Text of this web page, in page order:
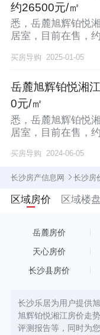
约26500元/㎡
悉，岳麓旭辉铂悦
居室，目前在售，
买房导购 2025-01-05
岳麓旭辉铂悦湘
0元/㎡
悉，岳麓旭辉铂悦
居室，目前在售，
买房导购 2024-06-05
长沙房产信息网 长沙房
区域房价 区域楼盘
岳麓房价
天心房价
长沙县房价
长沙乐居为用户提供
旭辉铂悦湘江房价走
评测报告等，同时为